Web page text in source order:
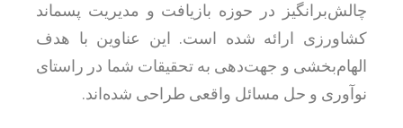
چالش‌برانگیز در حوزه بازیافت و مدیریت پسماند
کشاورزی ارائه شده است. این عناوین با هدف
الهام‌بخشی و جهت‌دهی به تحقیقات شما در راستای
نوآوری و حل مسائل واقعی طراحی شده‌اند.